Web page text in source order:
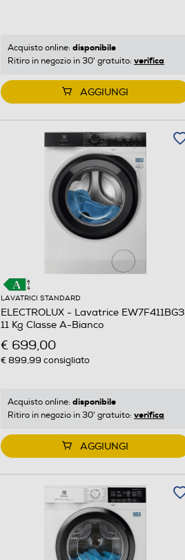
Acquisto online: disponibile
Ritiro in negozio in 30' gratuito: verifica
AGGIUNGI
LAVATRICI STANDARD
ELECTROLUX - Lavatrice EW7F411BG3
11 Kg Classe A-Bianco
€ 699,00
€ 899,99 consigliato
Acquisto online: disponibile
Ritiro in negozio in 30' gratuito: verifica
AGGIUNGI